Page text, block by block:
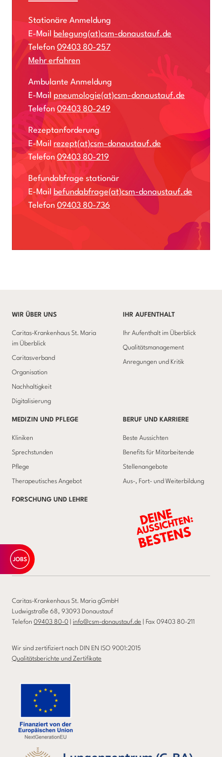
Stationäre Anmeldung
E-Mail
belegung(at)csm-donaustauf.de
Telefon 09403 80-257
Mehr erfahren
Ambulante Anmeldung
E-Mail pneumologie(at)csm-donaustauf.de
Telefon09403 80-249
Rezeptanforderung
E-Mail rezept(at)csm-donaustauf.de
Telefon 09403 80-219
Befundabfrage stationär
E-Mail befundabfrage(at)csm-donaustauf.de
Telefon 09403 80-736
WIR ÜBER UNS
Caritas-Krankenhaus St. Maria
im Überblick
Caritasverband
Organisation
Nachhaltigkeit
Digitalisierung
IHR AUFENTHALT
Ihr Aufenthalt im Überblick
Qualitätsmanagement
Anregungen und Kritik
MEDIZIN UND PFLEGE
Kliniken
Sprechstunden
Pflege
Therapeutisches Angebot
BERUF UND KARRIERE
Beste Aussichten
Benefits für Mitarbeitende
Stellenangebote
Aus-, Fort- und Weiterbildung
FORSCHUNG UND LEHRE
Caritas-Krankenhaus St. Maria gGmbH
Ludwigstraße 68, 93093 Donaustauf
Telefon 09403 80-0 info@csm-donaustauf.de | Fax 09403 80-211
Wir sind zertifiziert nach DIN EN ISO 9001:2015
Qualitätsberichte und Zertifikate